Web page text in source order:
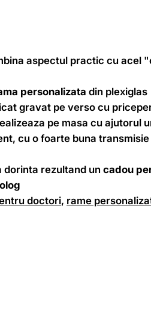
aspectul practic cu acel
personalizata din plexiglas
gravat pe verso cu
pe masa cu
cu o foarte buna
dorinta rezultand un cadou
doctori, rame